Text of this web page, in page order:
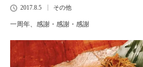
2017.8.5 その他
一周年、感謝・感謝・感謝